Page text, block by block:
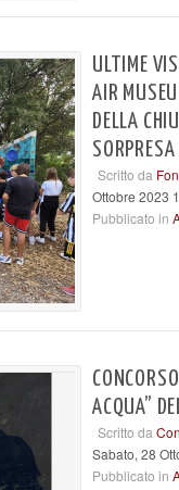
ULTIME
AIR
DELLA
Scritto da
Ottobre 2023
Pubblicato in
ACQUA”
Scritto da
Sabato, 28
Pubblicato in